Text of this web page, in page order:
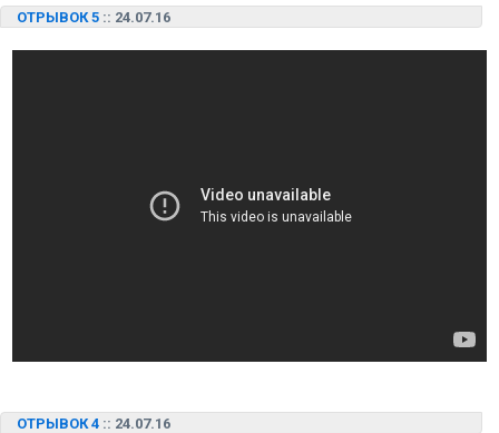
ОТРЫВОК 5 :: 24.07.16
ОТРЫВОК 4 :: 24.07.16